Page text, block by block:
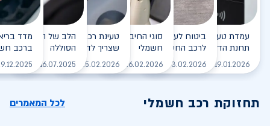
עמדת טעינה - הסוף של
תחנת הדלק?
19.01.2026 לקריאה
ביטוח לעמדת טעינה ביתית
לרכב החשמלי
03.02.2026 לקריאה
סוגי החיבורים לטעינת רכב
חשמלי
26.02.2026 לקריאה
טעינת רכב חשמלי - כל מה
שצריך לדעת
25.02.2026 לקריאה
הלב של הרכב
הסוללה
16.07.2025
ברכב
תחזוקת רכב חשמלי לכל המאמרים